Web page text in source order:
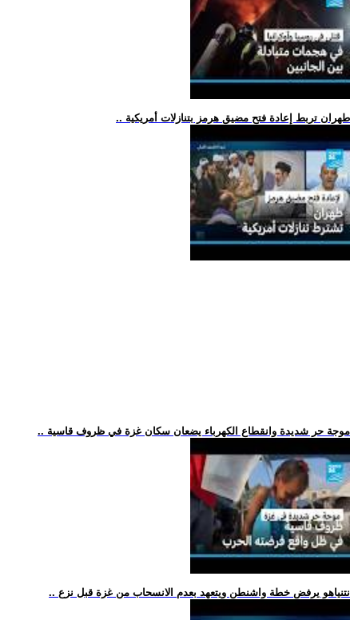
.. طهران تربط إعادة فتح مضيق هرمز بتنازلات أمريكية
.. موجة حر شديدة وانقطاع الكهرباء يضعان سكان غزة في ظروف قاسية
.. نتنياهو يرفض خطة واشنطن ويتعهد بعدم الانسحاب من غزة قبل نزع